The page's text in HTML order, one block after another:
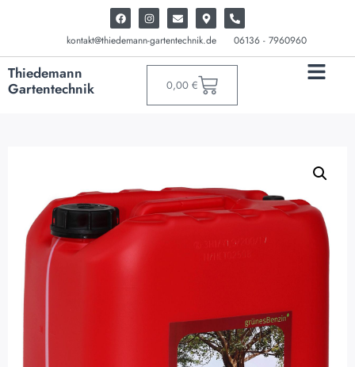
kontakt@thiedemann-gartentechnik.de 06136 - 7960960
Thiedemann
Gartentechnik
0,00 €